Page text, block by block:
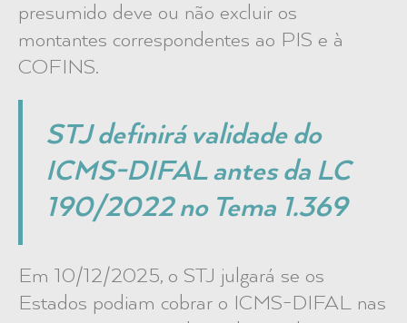
presumido deve ou não excluir os
montantes correspondentes ao PIS e à
COFINS.
STJ definirá validade do
ICMS-DIFAL antes da LC
190/2022 no Tema 1.369
Em 10/12/2025, o STJ julgará se os
Estados podiam cobrar o ICMS-DIFAL nas